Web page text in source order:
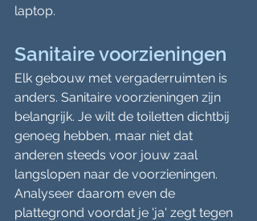
laptop.
Sanitaire voorzieningen
Elk gebouw met vergaderruimten is
anders. Sanitaire voorzieningen zijn
belangrijk. Je wilt de toiletten dichtbij
genoeg hebben, maar niet dat
anderen steeds voor jouw zaal
langslopen naar de voorzieningen.
Analyseer daarom even de
plattegrond voordat je 'ja' zegt tegen